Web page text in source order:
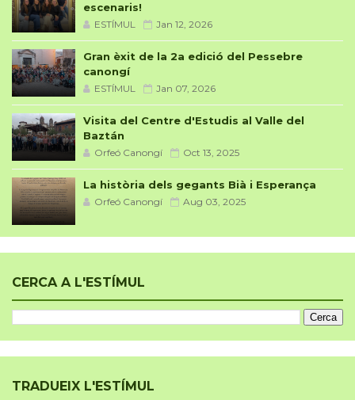
escenaris!
ESTÍMUL Jan 12, 2026
Gran èxit de la 2a edició del Pessebre
canongí
ESTÍMUL Jan 07, 2026
Visita del Centre d'Estudis al Valle del
Baztán
Orfeó Canongí Oct 13, 2025
La història dels gegants Bià i Esperança
Orfeó Canongí Aug 03, 2025
CERCA A L'ESTÍMUL
TRADUEIX L'ESTÍMUL